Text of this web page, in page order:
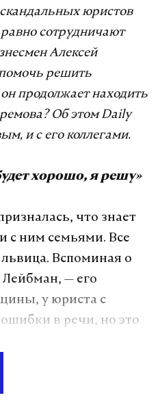
юристов
сотрудничают
Алексей
решить
продолжает находить
Об этом Daily
и с его коллегами.
хорошо, я решу»
что знает
с ним семьями. Все
Вспоминая о
— его
у юриста с
в речи, но это